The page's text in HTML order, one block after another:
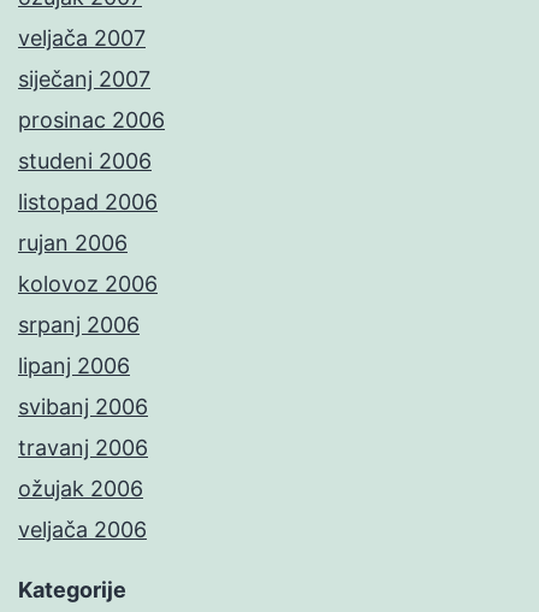
veljača 2007
siječanj 2007
prosinac 2006
studeni 2006
listopad 2006
rujan 2006
kolovoz 2006
srpanj 2006
lipanj 2006
svibanj 2006
travanj 2006
ožujak 2006
veljača 2006
Kategorije